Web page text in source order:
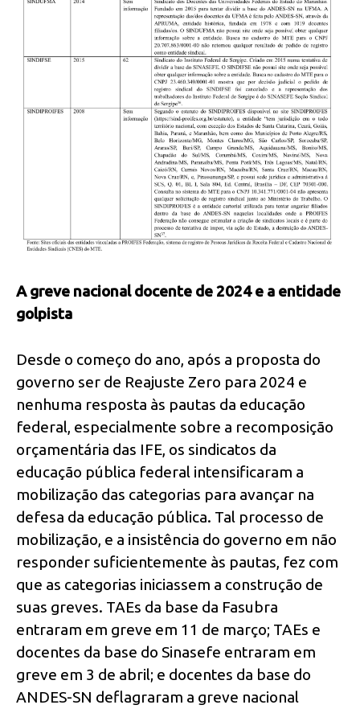
A greve nacional docente de 2024 e a entidade
golpista
Desde o começo do ano, após a proposta do
governo ser de Reajuste Zero para 2024 e
nenhuma resposta às pautas da educação
federal, especialmente sobre a recomposição
orçamentária das IFE, os sindicatos da
educação pública federal intensificaram a
mobilização das categorias para avançar na
defesa da educação pública. Tal processo de
mobilização, e a insistência do governo em não
responder suficientemente às pautas, fez com
que as categorias iniciassem a construção de
suas greves. TAEs da base da Fasubra
entraram em greve em 11 de março; TAEs e
docentes da base do Sinasefe entraram em
greve em 3 de abril; e docentes da base do
ANDES-SN deflagraram a greve nacional